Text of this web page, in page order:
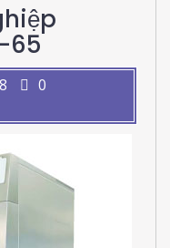
65
0